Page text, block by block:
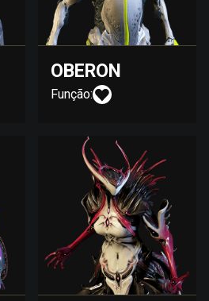
OBERON
Função: